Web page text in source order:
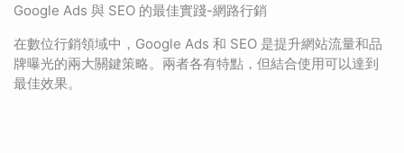
Google Ads 與 SEO 的最佳實踐-網路行銷
在數位行銷領域中，Google Ads 和 SEO 是提升網站流量和品
牌曝光的兩大關鍵策略。兩者各有特點，但結合使用可以達到
最佳效果。